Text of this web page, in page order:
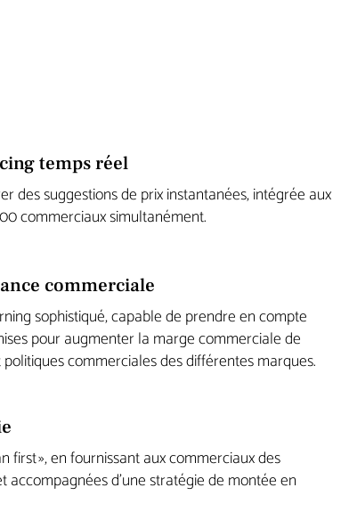
temps réel
des suggestions de prix instantanées, intégrée aux
commerciaux simultanément.
commerciale
sophistiqué, capable de prendre en compte
pour augmenter la marge commerciale de
commerciales des différentes marques.
», en fournissant aux commerciaux des
d’une stratégie de montée en